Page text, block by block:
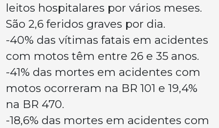
leitos hospitalares por vários meses.
São 2,6 feridos graves por dia.
-40% das vítimas fatais em acidentes
com motos têm entre 26 e 35 anos.
-41% das mortes em acidentes com
motos ocorreram na BR 101 e 19,4%
na BR 470.
-18,6% das mortes em acidentes com